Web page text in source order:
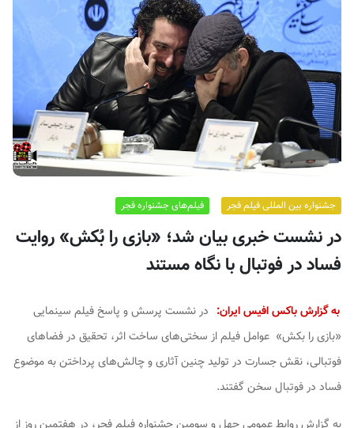
ی
س
ا
ی
ر
ا
ن
جشنواره بین المللی فیلم فجر فیلم‌های جشنواره فجر
در نشست خبری بیان شد؛ «بازی را بُکش» روایت
فساد در فوتبال با نگاه مستند
به گزارش باکس افیس ایران: در نشست پرسش و پاسخ فیلم سینمایی
«بازی را بکش» عوامل فیلم از سختی‌های ساخت اثر، تحقیق در فضاهای
فوتبالی، نقش جسارت در تولید چنین آثاری و چالش‌های پرداختن به موضوع
فساد در فوتبال سخن گفتند.